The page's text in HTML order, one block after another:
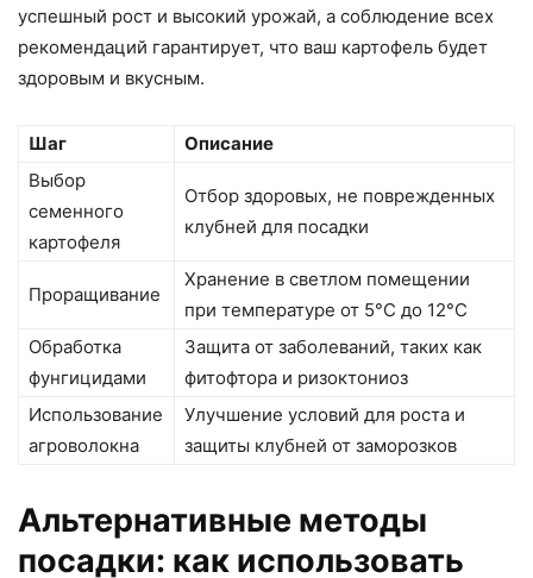
успешный рост и высокий урожай, а соблюдение всех
рекомендаций гарантирует, что ваш картофель будет
здоровым и вкусным.
Шаг
Описание
Выбор
семенного
картофеля
Отбор здоровых, не поврежденных
клубней для посадки
Проращивание
Хранение в светлом помещении
при температуре от 5°C до 12°C
Обработка
фунгицидами
Защита от заболеваний, таких как
фитофтора и ризоктониоз
Использование
агроволокна
Улучшение условий для роста и
защиты клубней от заморозков
Альтернативные методы
посадки: как использовать